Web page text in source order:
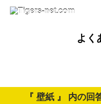
よく
『 壁紙 』 内の回